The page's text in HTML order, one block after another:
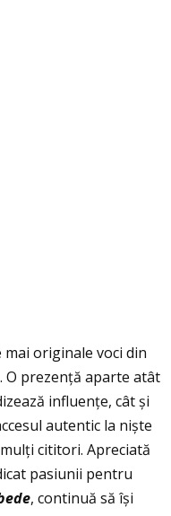
originale voci din
prezenţă aparte atât
influenţe, cât și
autentic la niște
cititori. Apreciată
pasiunii pentru
, continuă să își